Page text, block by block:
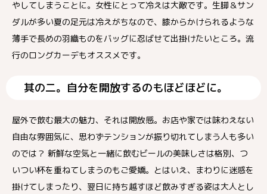
やしてしまうことに。女性にとって冷えは大敵です。生脚＆サン
ダルが多い夏の足元は冷えがちなので、膝からかけられるような
薄手で長めの羽織ものをバッグに忍ばせて出掛けたいところ。流
行のロングカーデもオススメです。
其の二。自分を開放するのもほどほどに。
屋外で飲む最大の魅力、それは開放感。お店や家では味わえない
自由な雰囲気に、思わずテンションが振り切れてしまう人も多い
のでは？ 新鮮な空気と一緒に飲むビールの美味しさは格別、つ
いつい杯を重ねてしまうのもご愛嬌。とはいえ、まわりに迷惑を
掛けてしまったり、翌日に持ち越すほど飲みすぎる姿は大人とし